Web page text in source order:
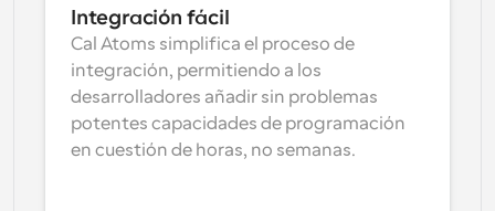
Integración fácil
Cal Atoms simplifica el proceso de
integración, permitiendo a los
desarrolladores añadir sin problemas
potentes capacidades de programación
en cuestión de horas, no semanas.